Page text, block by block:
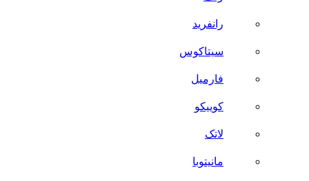
رانفرید
سیتاکوس
فارمیل
کوییکو
لاتک
مانیتوبا